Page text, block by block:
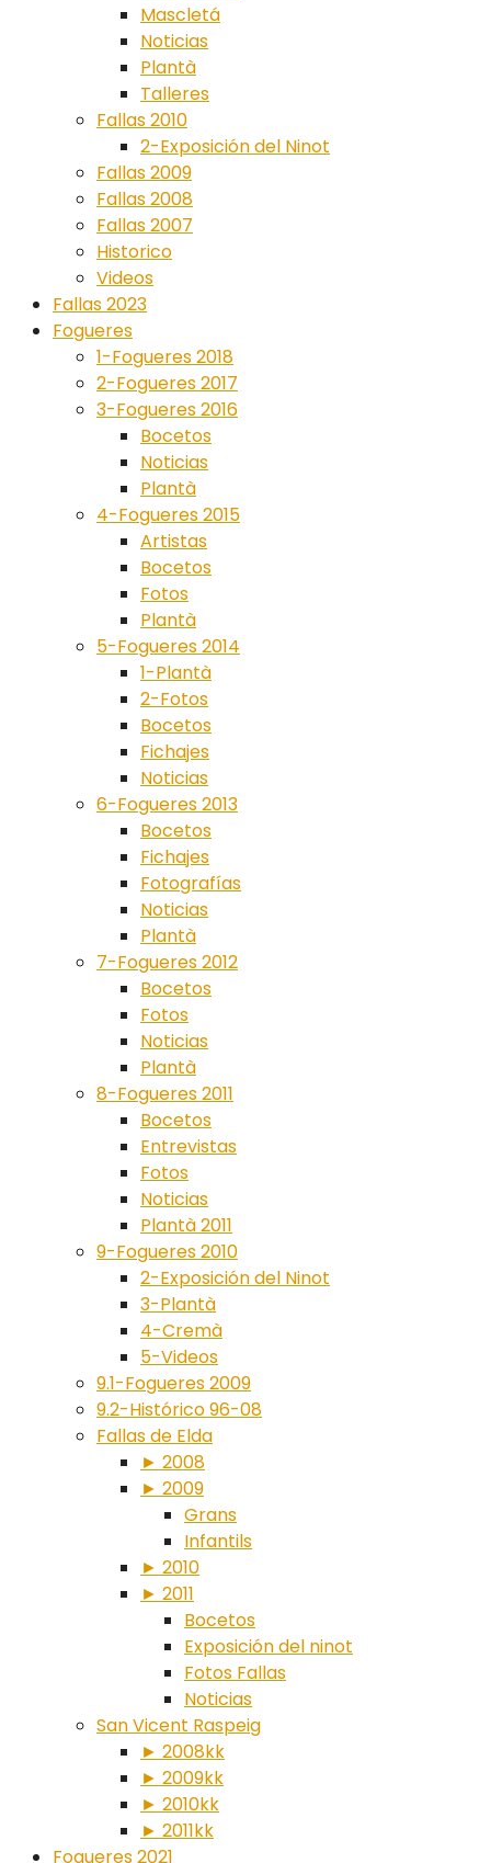
Mascletá
Noticias
Plantà
Talleres
Fallas 2010
2-Exposición del Ninot
Fallas 2009
Fallas 2008
Fallas 2007
Historico
Videos
Fallas 2023
Fogueres
1-Fogueres 2018
2-Fogueres 2017
3-Fogueres 2016
Bocetos
Noticias
Plantà
4-Fogueres 2015
Artistas
Bocetos
Fotos
Plantà
5-Fogueres 2014
1-Plantà
2-Fotos
Bocetos
Fichajes
Noticias
6-Fogueres 2013
Bocetos
Fichajes
Fotografías
Noticias
Plantà
7-Fogueres 2012
Bocetos
Fotos
Noticias
Plantà
8-Fogueres 2011
Bocetos
Entrevistas
Fotos
Noticias
Plantà 2011
9-Fogueres 2010
2-Exposición del Ninot
3-Plantà
4-Cremà
5-Videos
9.1-Fogueres 2009
9.2-Histórico 96-08
Fallas de Elda
► 2008
► 2009
Grans
Infantils
► 2010
► 2011
Bocetos
Exposición del ninot
Fotos Fallas
Noticias
San Vicent Raspeig
► 2008kk
► 2009kk
► 2010kk
► 2011kk
Fogueres 2021